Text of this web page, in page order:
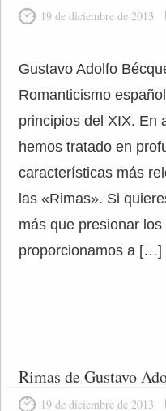
19 de diciembre de 2013
Gustavo Adolfo
Romanticismo
principios del XIX. En
hemos tratado en
características más
las «Rimas». Si
más que presionar
proporcionamos a […]
Rimas de Gustavo
19 de diciembre de 2013